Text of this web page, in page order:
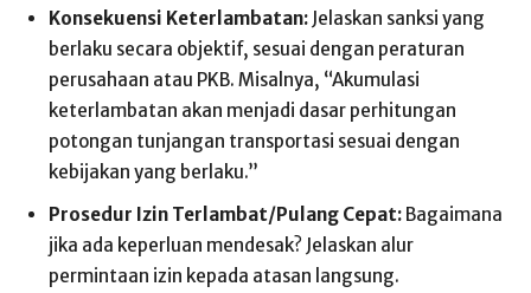
Konsekuensi Keterlambatan: Jelaskan sanksi yang
berlaku secara objektif, sesuai dengan peraturan
perusahaan atau PKB. Misalnya, “Akumulasi
keterlambatan akan menjadi dasar perhitungan
potongan tunjangan transportasi sesuai dengan
kebijakan yang berlaku.”
Prosedur Izin Terlambat/Pulang Cepat: Bagaimana
jika ada keperluan mendesak? Jelaskan alur
permintaan izin kepada atasan langsung.